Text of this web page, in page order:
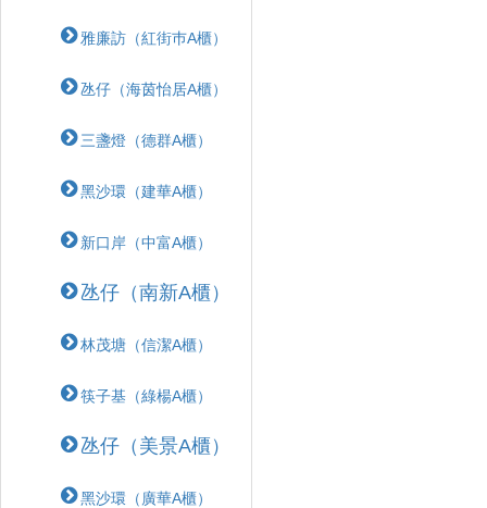
雅廉訪（紅街巿A櫃）
氹仔（海茵怡居A櫃）
三盞燈（德群A櫃）
黑沙環（建華A櫃）
新口岸（中富A櫃）
氹仔（南新A櫃）
林茂塘（信潔A櫃）
筷子基（綠楊A櫃）
氹仔（美景A櫃）
黑沙環（廣華A櫃）